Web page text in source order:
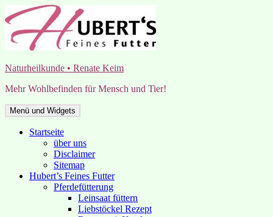
Zum
Inhalt
springen
Naturheilkunde • Renate Keim
Mehr Wohlbefinden für Mensch und Tier!
Menü und Widgets
Startseite
über uns
Disclaimer
Sitemap
Hubert’s Feines Futter
Pferdefütterung
Leinsaat füttern
Liebstöckel Rezept